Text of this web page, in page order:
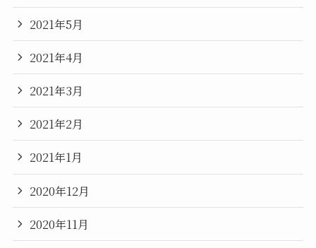
2021年5月
2021年4月
2021年3月
2021年2月
2021年1月
2020年12月
2020年11月